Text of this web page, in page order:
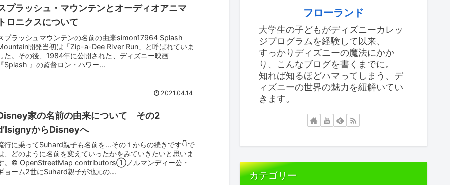
プラッシュ・マウンテンとオーディオアニマ
ロニクスについて
プラッシュマウンテンの名前の由来simon17964 Splash
開発当初は「Zip-a-Dee River Run」と呼ばれていま
た。その後、1984年に公開された、ディズニー映画
Splash 』の監督ロン・ハワー...
2021.04.14
家の名前の由来について その2
からDisneyへ
行に乗ってSuhard親子も名前を...その１からの続きです👇で
、どのように名前を変えていったかをみていきたいと思いま
。© OpenStreetMap contributors①ノルマンディー公・
ョーム2世にSuhard親子が地元の...
フローランド
大学生の子どもがディズニーカレッ
ジプログラムを経験して以来、
すっかりディズニーの魔法にかか
り、こんなブログを書くまでに。
知れば知るほどハマってしまう、デ
ィズニーの世界の魅力を紐解いてい
きます。
カテゴリー